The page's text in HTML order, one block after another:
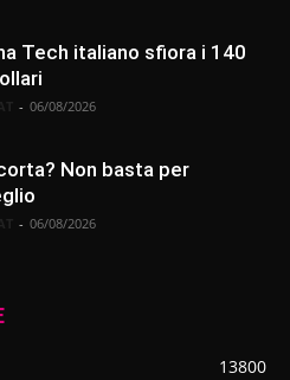
Tech italiano sfiora i 140
- 06/08/2026
Non basta per
- 06/08/2026
13800